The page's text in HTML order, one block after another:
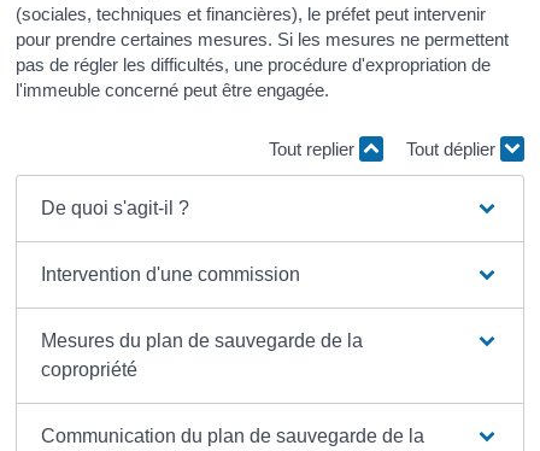
(sociales, techniques et financières), le préfet peut intervenir
pour prendre certaines mesures. Si les mesures ne permettent
pas de régler les difficultés, une procédure d'expropriation de
l'immeuble concerné peut être engagée.
Tout replier Tout déplier
De quoi s'agit-il ?
Intervention d'une commission
Mesures du plan de sauvegarde de la
copropriété
Communication du plan de sauvegarde de la